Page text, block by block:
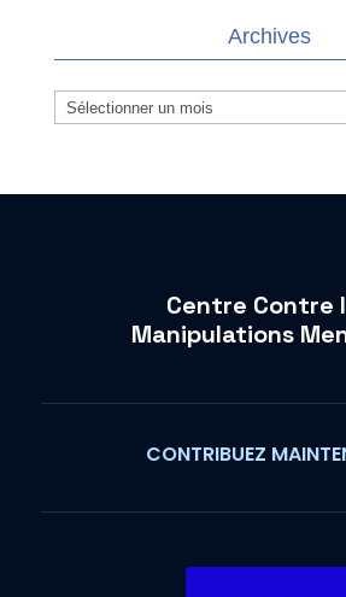
Archives
Archives
Centre Contre
Manipulations
CONTRIBUEZ